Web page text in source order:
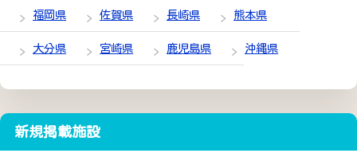
福岡県 佐賀県 長崎県 熊本県
大分県 宮崎県 鹿児島県 沖縄県
新規掲載施設